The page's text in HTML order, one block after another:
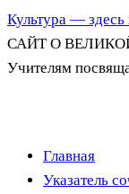
Культура — здесь
САЙТ О
Учителям
ПерейтиГлавная
Указатель